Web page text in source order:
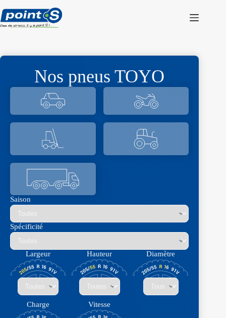
au
contenu
Nos pneus TOYO
Saison
Spécificité
Largeur Hauteur Diamètre
Charge Vitesse